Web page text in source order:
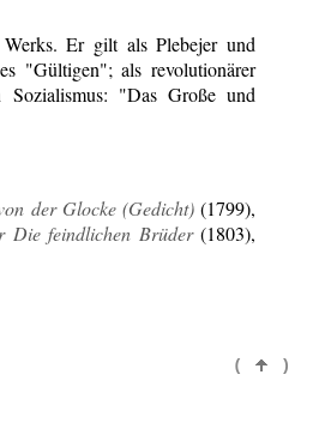
Er gilt als Plebejer und
"Gültigen"; als revolutionärer
Sozialismus: "Das Große und
der Glocke (Gedicht)(1799),
Die feindlichen Brüder(1803),
( )